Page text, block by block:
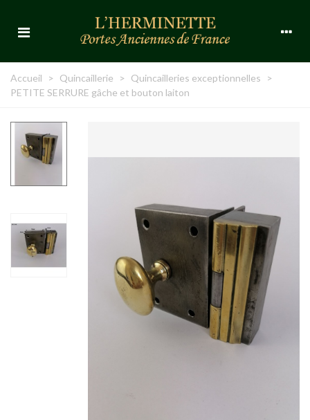
Accueil > Quincaillerie > Quincailleries exceptionnelles
>
PETITE SERRURE gâche et bouton laiton